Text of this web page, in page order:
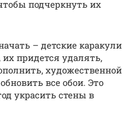
подчеркнуть их
– детские каракули
их придется удалять,
художественной
все обои. Это
украсить стены в